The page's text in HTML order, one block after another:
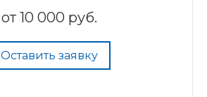
от 10 000 руб.
Оставить заявку